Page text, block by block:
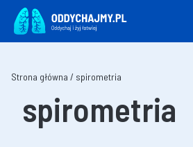
Strona główna / spirometria
spirometria